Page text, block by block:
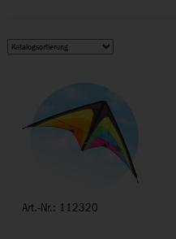
Art.-Nr.: 112320